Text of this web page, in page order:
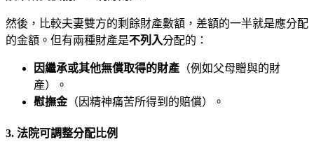
然後，比較夫妻雙方的剩餘財產數額，差額的一半就是應分配
的金額。但有兩種財產是不列入分配的：
因繼承或其他無償取得的財產 （例如父母贈與的財
產）。
慰撫金（因精神痛苦所得到的賠償）。
3. 法院可調整分配比例